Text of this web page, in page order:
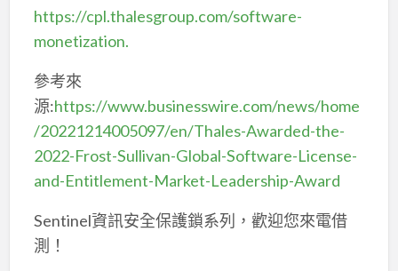
https://cpl.thalesgroup.com/software-
monetization.
參考來
源:https://www.businesswire.com/news/home
/20221214005097/en/Thales-Awarded-the-
2022-Frost-Sullivan-Global-Software-License-
and-Entitlement-Market-Leadership-Award
Sentinel資訊安全保護鎖系列，歡迎您來電借
測！